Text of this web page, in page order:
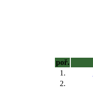
poř.
1.
2.